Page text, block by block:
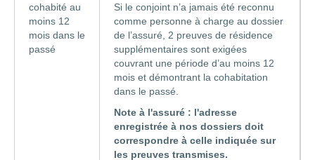
cohabité au
moins 12
mois dans le
passé
Si le conjoint n’a jamais été reconnu
comme personne à charge au dossier
de l’assuré, 2 preuves de résidence
supplémentaires sont exigées
couvrant une période d’au moins 12
mois et démontrant la cohabitation
dans le passé.
Note à l'assuré : l'adresse
enregistrée à nos dossiers doit
correspondre à celle indiquée sur
les preuves transmises.